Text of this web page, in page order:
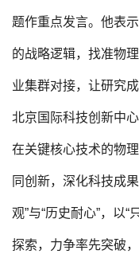
题作重点发言。他表
的战略逻辑，找准物
业集群对接，让研究
北京国际科技创新中
在关键核心技术的物
同创新，深化科技成
观”与“历史耐心”，以“
探索，力争率先突破